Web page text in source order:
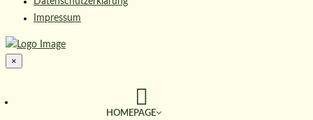
Impressum
×
HOMEPAGE